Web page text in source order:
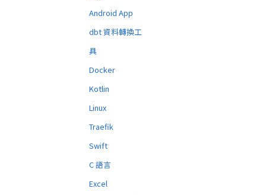
Android App
dbt 資料轉換工
具
Docker
Kotlin
Linux
Traefik
Swift
C 語言
Excel